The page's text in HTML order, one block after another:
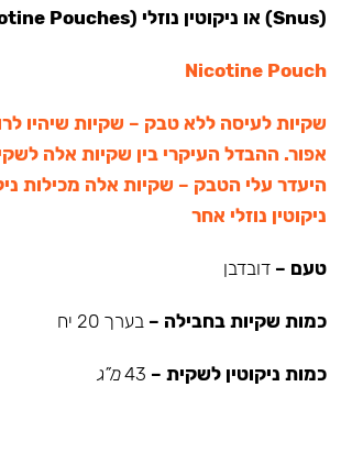
(Snus) או ניקוטין נוזלי (Nicotine Pouches)
Nicotine Pouch
שקיות לעיסה ללא טבק – שקיות שיהיו
אפור. ההבדל העיקרי בין שקיות אלה
היעדר עלי הטבק – שקיות אלה מכילות
ניקוטין נוזלי אחר
טעם – דובדבן
כמות שקיות בחבילה – בערך 20 יח
כמות ניקוטין לשקית – מ”ג